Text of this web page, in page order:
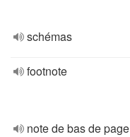
schémas
footnote
note de bas de page